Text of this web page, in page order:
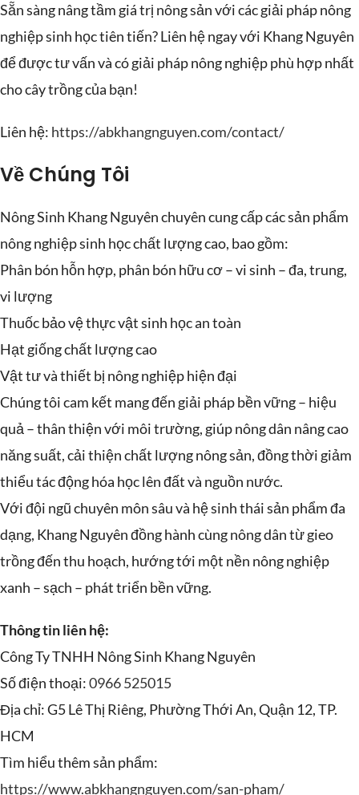
Sẵn sàng nâng tầm giá trị nông sản với các giải pháp nông
nghiệp sinh học tiên tiến? Liên hệ ngay với Khang Nguyên
để được tư vấn và có giải pháp nông nghiệp phù hợp nhất
cho cây trồng của bạn!
Liên hệ: https://abkhangnguyen.com/contact/
Về Chúng Tôi
Nông Sinh Khang Nguyên chuyên cung cấp các sản phẩm
nông nghiệp sinh học chất lượng cao, bao gồm:
Phân bón hỗn hợp, phân bón hữu cơ – vi sinh – đa, trung,
vi lượng
Thuốc bảo vệ thực vật sinh học an toàn
Hạt giống chất lượng cao
Vật tư và thiết bị nông nghiệp hiện đại
Chúng tôi cam kết mang đến giải pháp bền vững – hiệu
quả – thân thiện với môi trường, giúp nông dân nâng cao
năng suất, cải thiện chất lượng nông sản, đồng thời giảm
thiểu tác động hóa học lên đất và nguồn nước.
Với đội ngũ chuyên môn sâu và hệ sinh thái sản phẩm đa
dạng, Khang Nguyên đồng hành cùng nông dân từ gieo
trồng đến thu hoạch, hướng tới một nền nông nghiệp
xanh – sạch – phát triển bền vững.
Thông tin liên hệ:
Công Ty TNHH Nông Sinh Khang Nguyên
Số điện thoại:0966 525015
Địa chỉ: G5 Lê Thị Riêng, Phường Thới An, Quận 12, TP.
HCM
Tìm hiểu thêm sản phẩm:
https://www.abkhangnguyen.com/san-pham/